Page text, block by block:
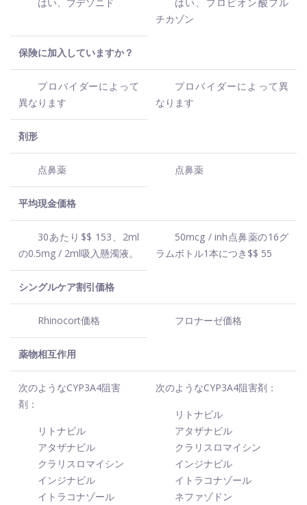
チカゾン
保険に加入していますか？
プロバイダーによって
異なります
プロバイダーによって異
なります
剤形
点鼻薬 点鼻薬
平均現金価格
30あたり$$ 153、2ml
の0.5mg / 2ml吸入懸濁液。
50mcg / inh点鼻薬の16グ
ラムボトル1本につき$$ 55
シングルケア割引価格
Rhinocort価格 フロナーゼ価格
薬物相互作用
次のようなCYP3A4阻害
剤：
リトナビル
アタザナビル
クラリスロマイシン
インジナビル
イトラコナゾール
次のようなCYP3A4阻害剤：
リトナビル
アタザナビル
クラリスロマイシン
インジナビル
イトラコナゾール
ネファゾドン